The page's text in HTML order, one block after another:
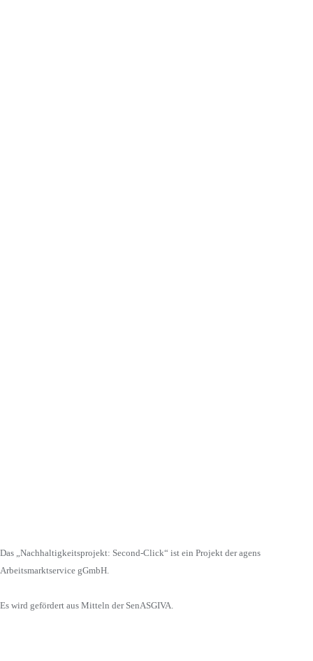
Das „Nachhaltigkeitsprojekt: Second-Click“ ist ein Projekt der agens
Arbeitsmarktservice gGmbH.
Es wird gefördert aus Mitteln der SenASGIVA.